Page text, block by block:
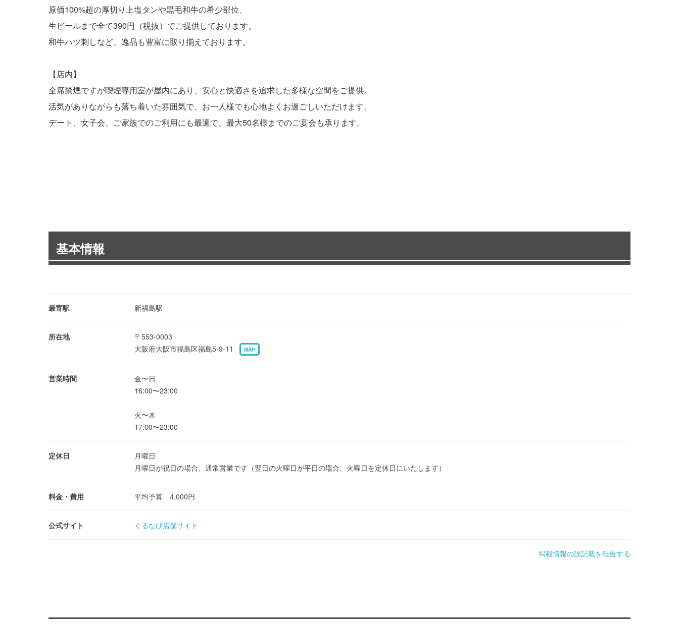
原価100%超の厚切り上塩タンや黒毛和牛の希少部位、
生ビールまで全て390円（税抜）でご提供しております。
和牛ハツ刺しなど、逸品も豊富に取り揃えております。
【店内】
全席禁煙ですが喫煙専用室が屋内にあり、安心と快適さを追求した多様な空間をご提供。
活気がありながらも落ち着いた雰囲気で、お一人様でも心地よくお過ごしいただけます。
デート、女子会、ご家族でのご利用にも最適で、最大50名様までのご宴会も承ります。
基本情報
最寄駅 新福島駅
所在地
〒553-0003
大阪府大阪市福島区福島5-9-11
MAP
営業時間
金〜日
16:00〜23:00
火〜木
17:00〜23:00
定休日
月曜日
月曜日が祝日の場合、通常営業です（翌日の火曜日が平日の場合、火曜日を定休日にいたします）
料金・費用 平均予算 4,000円
公式サイト ぐるなび店舗サイト
掲載情報の誤記載を報告する